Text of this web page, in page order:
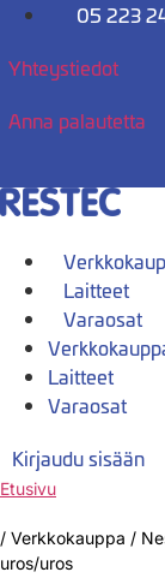
Mene
05 223
Yhteystiedot
Anna palautetta
Laitteet
Varaosat
Laitteet
Varaosat
Kirjaudu sisään
Etusivu
/ Verkkokauppa /
uros/uros